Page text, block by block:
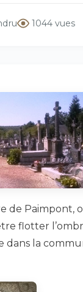
1044 vues
de Paimpont,
flotter
dans la